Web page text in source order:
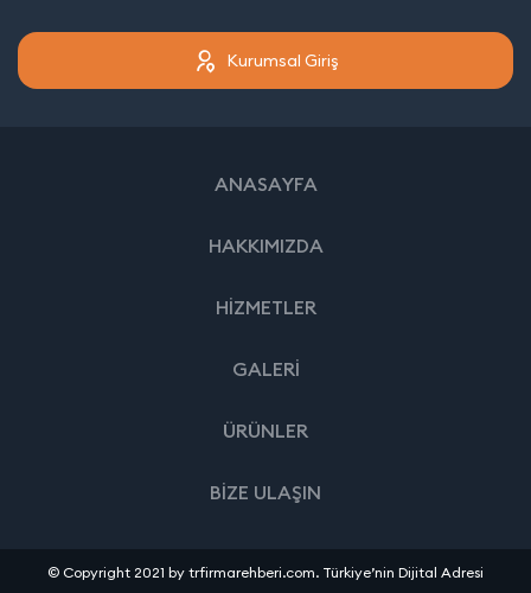
Kurumsal Giriş
ANASAYFA
HAKKIMIZDA
HİZMETLER
GALERİ
ÜRÜNLER
BİZE ULAŞIN
© Copyright 2021 by trfirmarehberi.com. Türkiye’nin Dijital Adresi